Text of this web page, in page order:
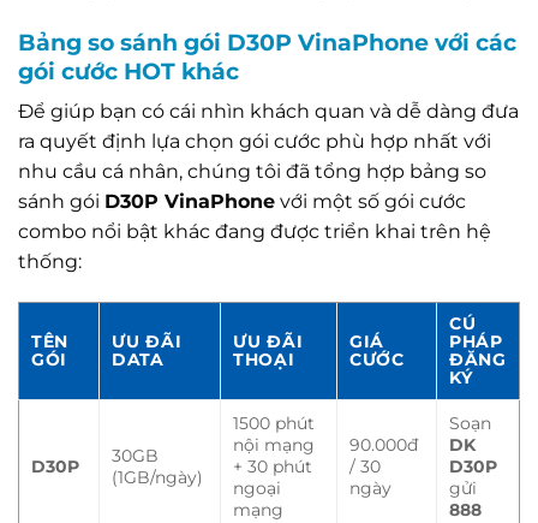
Bảng so sánh gói D30P VinaPhone với các
gói cước HOT khác
Để giúp bạn có cái nhìn khách quan và dễ dàng đưa
ra quyết định lựa chọn gói cước phù hợp nhất với
nhu cầu cá nhân, chúng tôi đã tổng hợp bảng so
sánh gói D30P VinaPhone với một số gói cước
combo nổi bật khác đang được triển khai trên hệ
thống:
TÊN
GÓI
ƯU ĐÃI
DATA
ƯU ĐÃI
THOẠI
GIÁ
CƯỚC
CÚ
PHÁP
ĐĂNG
KÝ
D30P
30GB
(1GB/ngày)
1500 phút
nội mạng
+ 30 phút
ngoại
mạng
90.000đ
/ 30
ngày
Soạn
DK
D30P
gửi
888